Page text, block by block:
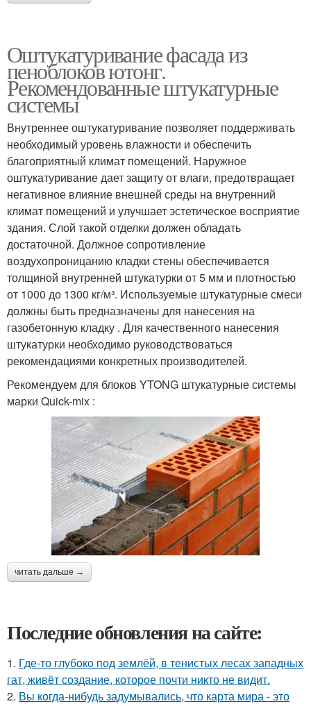
Оштукатуривание фасада из
пеноблоков ютонг.
Рекомендованные штукатурные
системы
Внутреннее оштукатуривание позволяет поддерживать
необходимый уровень влажности и обеспечить
благоприятный климат помещений. Наружное
оштукатуривание дает защиту от влаги, предотвращает
негативное влияние внешней среды на внутренний
климат помещений и улучшает эстетическое восприятие
здания. Слой такой отделки должен обладать
достаточной. Должное сопротивление
воздухопроницанию кладки стены обеспечивается
толщиной внутренней штукатурки от 5 мм и плотностью
от 1000 до 1300 кг/м³. Используемые штукатурные смеси
должны быть предназначены для нанесения на
газобетонную кладку . Для качественного нанесения
штукатурки необходимо руководствоваться
рекомендациями конкретных производителей.
Рекомендуем для блоков YTONG штукатурные системы
марки Quick-mix :
читать дальше →
Последние обновления на сайте:
1. Где-то глубоко под землёй, в тенистых лесах западных
гат, живёт создание, которое почти никто не видит.
2. Вы когда-нибудь задумывались, что карта мира - это